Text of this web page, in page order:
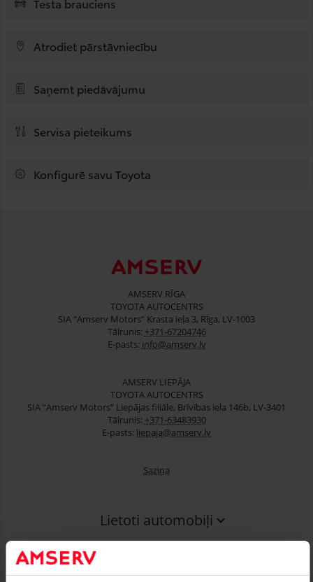
Atrodiet pārstāvniecību
Saņemt piedāvājumu
Servisa pieteikums
Konfigurē savu Toyota
AMSERV RĪGA
TOYOTA AUTOCENTRS
SIA “Amserv Motors” Krasta iela 3, Rīga, LV-1003
Tālrunis: +371-67204746
E-pasts: info@amserv.lv
AMSERV LIEPĀJA
TOYOTA AUTOCENTRS
SIA “Amserv Motors” Liepājas filiāle, Brīvības iela 146b, LV-3401
Tālrunis: +371-63483930
E-pasts: liepaja@amserv.lv
Saziņa
Lietoti automobiļi
Serviss